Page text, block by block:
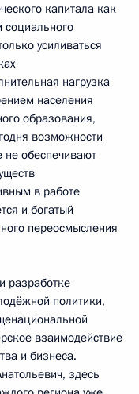
капитала как
социального
усиливаться
нагрузка
населения
образования,
возможности
обеспечивают
в работе
и богатый
переосмысления
разработке
политики,
взаимодействие
и бизнеса.
здесь